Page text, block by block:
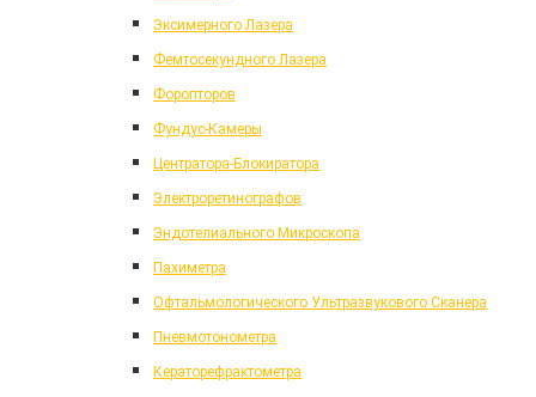
Эксимерного Лазера
Фемтосекундного Лазера
Форопторов
Фундус-Камеры
Центратора-Блокиратора
Электроретинографов
Эндотелиального Микроскопа
Пахиметра
Офтальмологического Ультразвукового Сканера
Пневмотонометра
Кераторефрактометра